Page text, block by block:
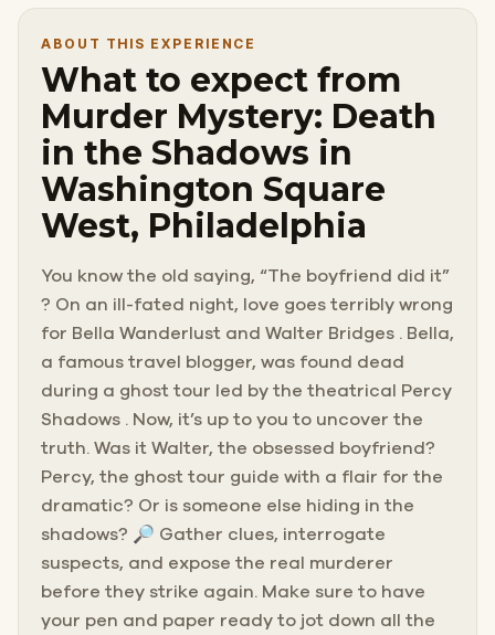
ABOUT THIS EXPERIENCE
What to expect from
Murder Mystery: Death
in the Shadows in
Washington Square
West, Philadelphia
You know the old saying, “The boyfriend did it”
? On an ill-fated night, love goes terribly wrong
for Bella Wanderlust and Walter Bridges . Bella,
a famous travel blogger, was found dead
during a ghost tour led by the theatrical Percy
Shadows . Now, it’s up to you to uncover the
truth. Was it Walter, the obsessed boyfriend?
Percy, the ghost tour guide with a flair for the
dramatic? Or is someone else hiding in the
shadows? 🔎 Gather clues, interrogate
suspects, and expose the real murderer
before they strike again. Make sure to have
your pen and paper ready to jot down all the